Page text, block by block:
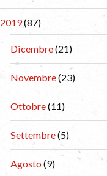
2019(87)
Dicembre(21)
Novembre(23)
Ottobre(11)
Settembre(5)
Agosto(9)